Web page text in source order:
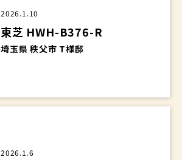
2026.1.10
東芝 HWH-B376-R
埼玉県 秩父市 T様邸
2026.1.6